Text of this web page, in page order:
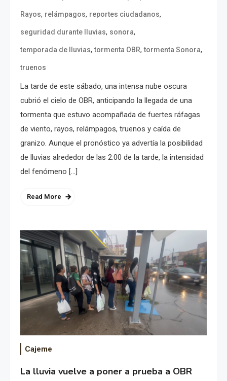
Rayos, relámpagos, reportes ciudadanos,
seguridad durante lluvias, sonora,
temporada de lluvias,tormenta OBR,tormenta Sonora,
truenos
La tarde de este sábado, una intensa nube oscura
cubrió el cielo de OBR, anticipando la llegada de una
tormenta que estuvo acompañada de fuertes ráfagas
de viento, rayos, relámpagos, truenos y caída de
granizo. Aunque el pronóstico ya advertía la posibilidad
de lluvias alrededor de las 2:00 de la tarde, la intensidad
del fenómeno […]
Read More
Cajeme
La lluvia vuelve a poner a prueba a OBR